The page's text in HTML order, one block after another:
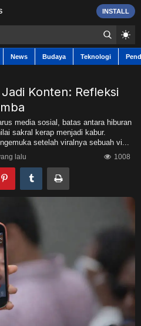
INSTALL
News Budaya Teknologi
Konten: Refleksi
media sosial, batas antara hiburan
sakral kerap menjadi kabur.
setelah viralnya sebuah vi...
lalu 1008